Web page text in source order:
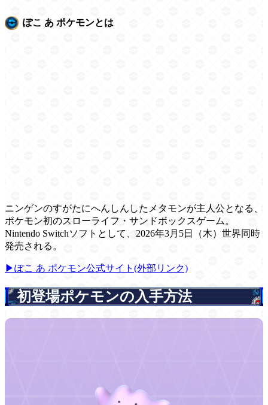
ぽこ あ ポケモンとは
ニンゲンのすがたにへんしんしたメタモンが主人公となる、
ポケモン初のスローライフ・サンドボックスゲーム。
Nintendo Switchソフトとして、2026年3月5日（木）世界同時
発売される。
▶︎ぽこ あ ポケモン公式サイト(外部リンク)
初登場ポケモンの入手方法